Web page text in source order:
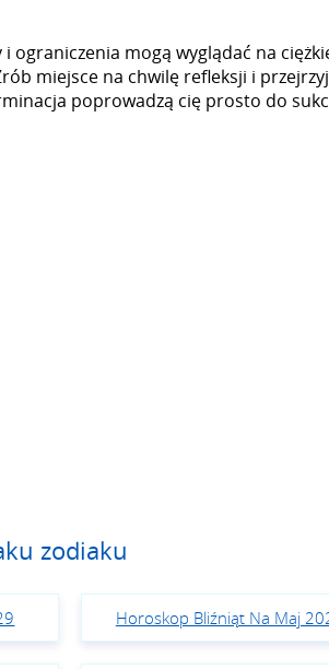
mogą wyglądać na
miejsce na chwilę refleksji i
poprowadzą cię prosto do
zodiaku
Horoskop Bliźniąt Na Maj